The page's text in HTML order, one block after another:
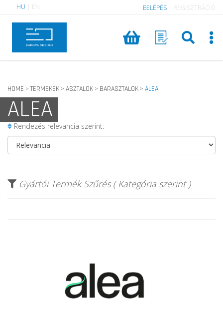
HU EN BELÉPÉS REGISZTRÁCIÓ
HOME > TERMEKEK > ASZTALOK > BARASZTALOK > ALEA
ALEA
Rendezés relevancia szerint:
Gyártói Termék Szűrés ( Kategória szerint )